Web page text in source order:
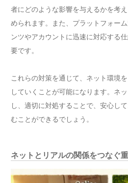
者にどのような影響を与えるかを考
められます。また、プラットフォー
ンツやアカウントに迅速に対応する
要です。
これらの対策を通じて、ネット環境
していくことが可能になります。ネ
し、適切に対処することで、安心し
むことができるでしょう。
ネットとリアルの関係をつなぐ